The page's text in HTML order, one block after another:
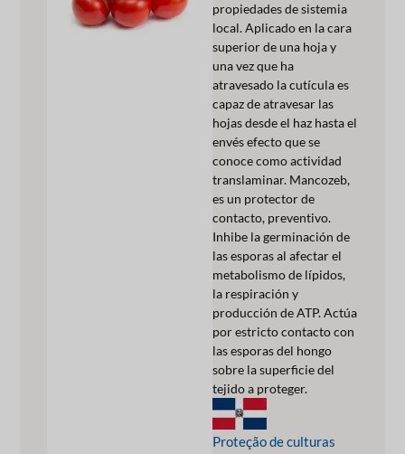
propiedades de sistemia
local. Aplicado en la cara
superior de una hoja y
una vez que ha
atravesado la cutícula es
capaz de atravesar las
hojas desde el haz hasta el
envés efecto que se
conoce como actividad
translaminar. Mancozeb,
es un protector de
contacto, preventivo.
Inhibe la germinación de
las esporas al afectar el
metabolismo de lípidos,
la respiración y
producción de ATP. Actúa
por estricto contacto con
las esporas del hongo
sobre la superficie del
tejido a proteger.
Proteção de culturas